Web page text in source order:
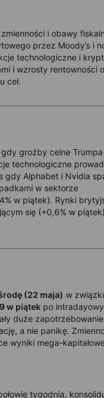
i obawy
przez Moody’s i
technologiczne i
i wzrosty rentowności
ceł.
groźby celne Trumpa
technologiczne
Alphabet i Nvidia
w sektorze
w piątek). Rynki
się (+0,6% w
(22 maja) w
w piątek po
duże
a nie panikę.
wyniki mega-
tygodnia,